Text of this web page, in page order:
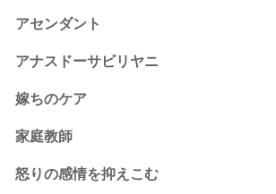
アセンダント
アナスドーサビリヤニ
嫁ちのケア
家庭教師
怒りの感情を抑えこむ